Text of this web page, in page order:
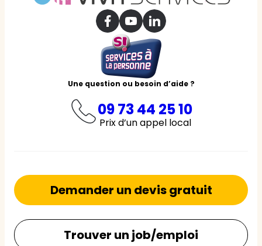
Une question ou besoin d’aide ?
09 73 44 25 10
Prix d’un appel local
Demander un devis gratuit
Trouver un job/emploi